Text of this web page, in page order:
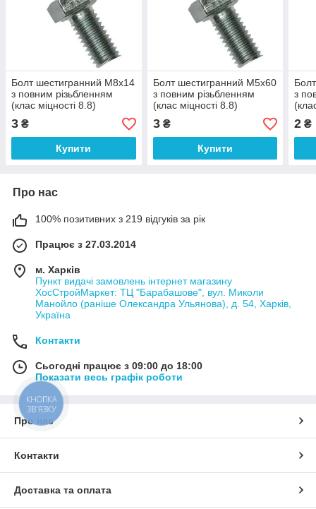
Болт шестигранний М8х14
з повним різьбленням
(клас міцності 8.8)
3 ₴
Купити
Болт шестигранний М5х60
з повним різьбленням
(клас міцності 8.8)
3₴
Купити
з
2 ₴
Про нас
100% позитивних з 219 відгуків за рік
Працює з 27.03.2014
м. Харків
Пункт видачі замовлень інтернет магазину
ХосСтройМаркет: ТЦ "Барабашове", вул. Миколи
Манойло (раніше Олександра Ульянова), д. 54, Харків,
Україна
Контакти
Сьогодні працює з 09:00 до 18:00
Показати весь графік роботи
Про нас
Контакти
Доставка та оплата
КНОПКА
ЗВ'ЯЗКУ